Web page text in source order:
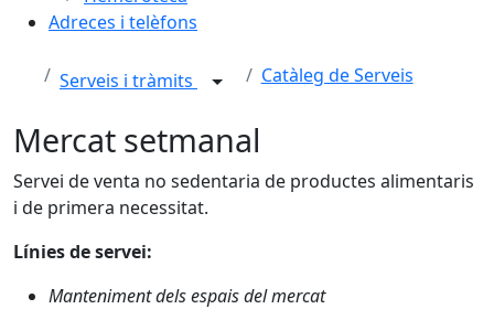
Adreces i telèfons
Serveis i tràmits Catàleg de Serveis
Mercat setmanal
Servei de venta no sedentaria de productes alimentaris
i de primera necessitat.
Línies de servei:
Manteniment dels espais del mercat